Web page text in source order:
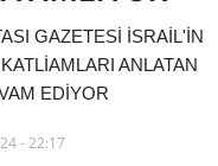
GAZETESİ İSRAİL'İN
ANLATAN
EDİYOR
- 22:17